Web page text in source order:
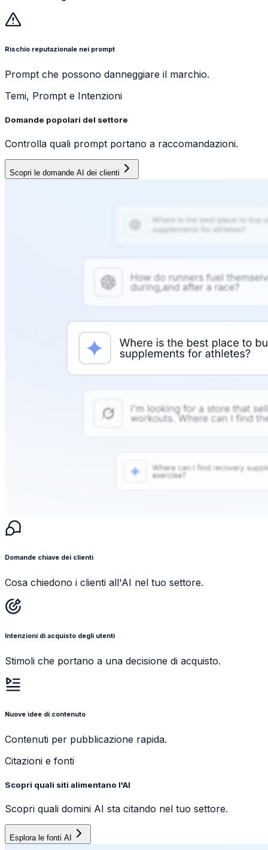
Rischio reputazionale nei prompt
Prompt che possono danneggiare il marchio.
Temi, Prompt e Intenzioni
Domande popolari del settore
Controlla quali prompt portano a raccomandazioni.
Scopri le domande AI dei clienti
Domande chiave dei clienti
Cosa chiedono i clienti all'AI nel tuo settore.
Intenzioni di acquisto degli utenti
Stimoli che portano a una decisione di acquisto.
Nuove idee di contenuto
Contenuti per pubblicazione rapida.
Citazioni e fonti
Scopri quali siti alimentano l'AI
Scopri quali domini AI sta citando nel tuo settore.
Esplora le fonti AI